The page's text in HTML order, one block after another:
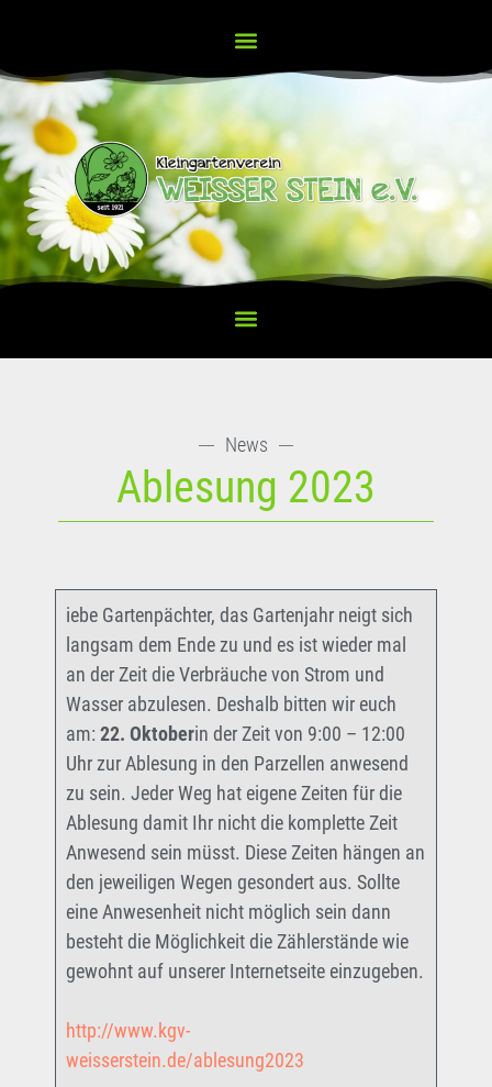
News
Ablesung 2023
iebe Gartenpächter, das Gartenjahr neigt sich
langsam dem Ende zu und es ist wieder mal
an der Zeit die Verbräuche von Strom und
Wasser abzulesen. Deshalb bitten wir euch
am: 22. Oktoberin der Zeit von 9:00 – 12:00
Uhr zur Ablesung in den Parzellen anwesend
zu sein. Jeder Weg hat eigene Zeiten für die
Ablesung damit Ihr nicht die komplette Zeit
Anwesend sein müsst. Diese Zeiten hängen an
den jeweiligen Wegen gesondert aus. Sollte
eine Anwesenheit nicht möglich sein dann
besteht die Möglichkeit die Zählerstände wie
gewohnt auf unserer Internetseite einzugeben.
http://www.kgv-
weisserstein.de/ablesung2023